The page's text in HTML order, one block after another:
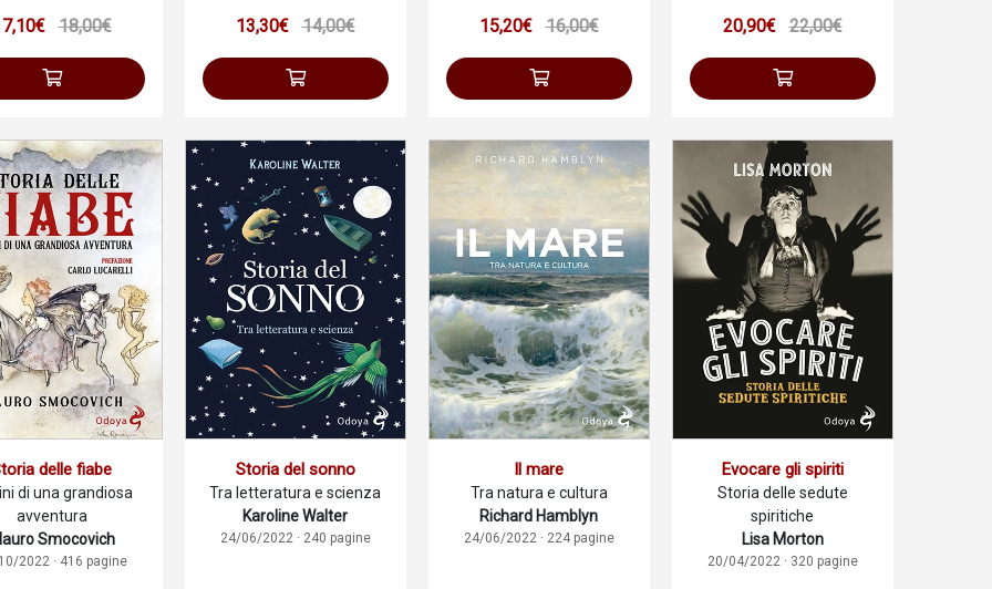
18,00€ 13,30€ 14,00€ 15,20€ 16,00€ 20,90€ 22,00€
delle fiabe
di una grandiosa
avventura
Smocovich
2022 · 416 pagine
Storia del sonno
Tra letteratura e scienza
Karoline Walter
24/06/2022 · 240 pagine
Il mare
Tra natura e cultura
Richard Hamblyn
24/06/2022 · 224 pagine
Evocare gli spiriti
Storia delle sedute
spiritiche
Lisa Morton
20/04/2022 · 320 pagine